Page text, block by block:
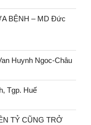
BỆNH – MD Đức
Huynh Ngoc-Châu
Tgp. Huế
TỶ CŨNG TRỞ